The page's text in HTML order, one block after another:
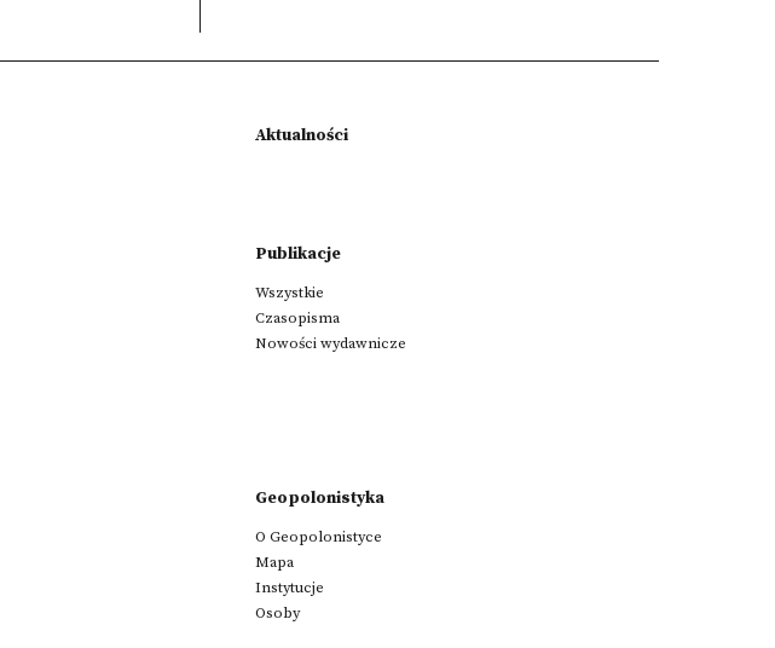
Aktualności
Publikacje
Wszystkie
Czasopisma
Nowości wydawnicze
Geopolonistyka
O Geopolonistyce
Mapa
Instytucje
Osoby